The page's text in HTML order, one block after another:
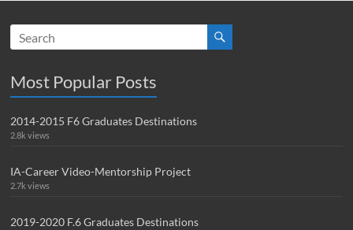
Most Popular Posts
2014-2015 F6 Graduates Destinations
2.8k views
IA-Career Video-Mentorship Project
2.7k views
2019-2020 F.6 Graduates Destinations